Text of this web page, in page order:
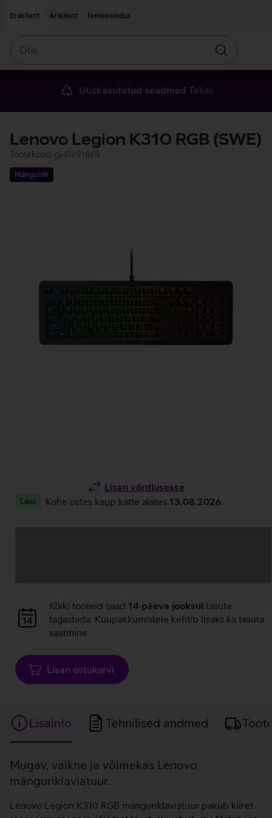
Eraklient
Äriklient Iseteenindus
Otsin
Uuskasutatud seadmed Telias
Lenovo Legion K310 RGB (SWE)
Tootekood: gy41n91865
Mängurile
Lisan võrdlusesse
Laos Kohe ostes kaup kätte alates 13.08.2026
laadimine
Andmete
laadimine
Kõiki tooteid saad 14 päeva jooksul tasuta
tagastada. Kuupakkumistele kehtib lisaks ka tasuta
saatmine.
Lisan ostukorvi
Lisainfo Tehnilised andmed
Lisainfo
Mugav, vaikne ja võimekas Lenovo
mänguriklaviatuur.
Lenovo Legion K310 RGB mänguriklaviatuur pakub kiiret